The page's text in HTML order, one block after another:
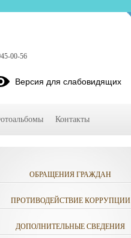
ОБРАЩЕНИЯ ГРАЖДАН
ПРОТИВОДЕЙСТВИЕ КОРРУПЦИИ
ДОПОЛНИТЕЛЬНЫЕ СВЕДЕНИЯ
00-56
Версия для слабовидящих
Контакты